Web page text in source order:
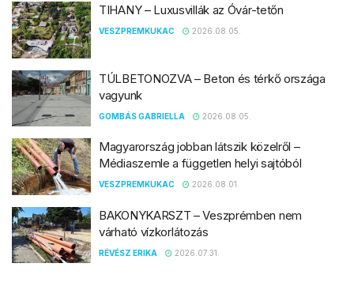
TIHANY – Luxusvillák az Óvár-tetőn
VESZPREMKUKAC 2026.08.05.
TÚLBETONOZVA – Beton és térkő országa
vagyunk
GOMBÁS GABRIELLA 2026.08.05.
Magyarország jobban látszik közelről –
Médiaszemle a független helyi sajtóból
VESZPREMKUKAC 2026.08.01.
BAKONYKARSZT – Veszprémben nem
várható vízkorlátozás
RÉVÉSZ ERIKA 2026.07.31.